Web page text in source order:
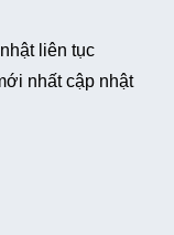
liên tục
nhất cập nhật